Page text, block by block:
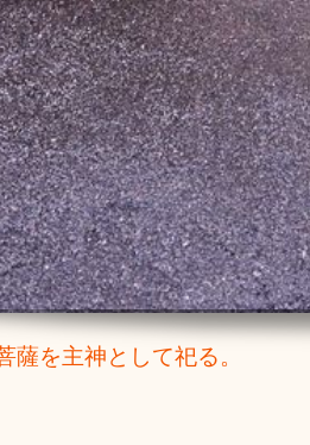
薩を主神として祀る。